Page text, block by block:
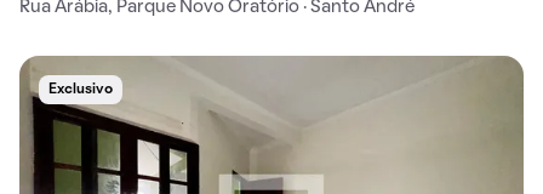
Rua Arábia, Parque Novo Oratório · Santo André
Exclusivo